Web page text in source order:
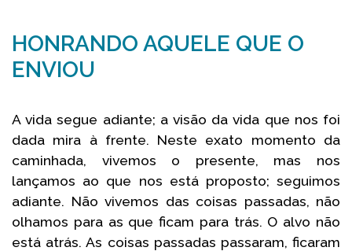
HONRANDO AQUELE QUE O
ENVIOU
A vida segue adiante; a visão da vida que nos foi
dada mira à frente. Neste exato momento da
caminhada, vivemos o presente, mas nos
lançamos ao que nos está proposto; seguimos
adiante. Não vivemos das coisas passadas, não
olhamos para as que ficam para trás. O alvo não
está atrás. As coisas passadas passaram, ficaram